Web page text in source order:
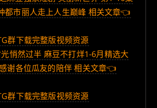
都市丽人走上人生巅峰 相关文章👈
群下载完整版视频资源
悄然过半 麻豆不打烊1-6月精选大
谢各位瓜友的陪伴 相关文章👈
群下载完整版视频资源